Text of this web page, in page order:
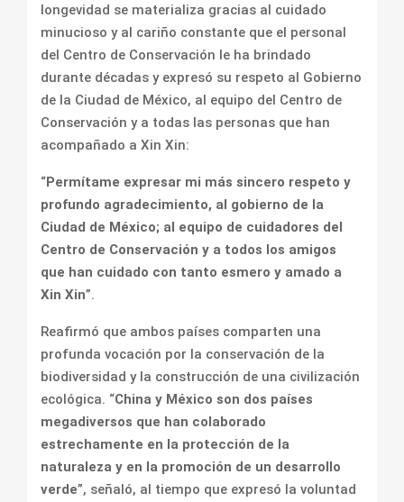
longevidad se materializa gracias al cuidado
minucioso y al cariño constante que el personal
del Centro de Conservación le ha brindado
durante décadas y expresó su respeto al Gobierno
de la Ciudad de México, al equipo del Centro de
Conservación y a todas las personas que han
acompañado a Xin Xin:
“Permítame expresar mi más sincero respeto y
profundo agradecimiento, al gobierno de la
Ciudad de México; al equipo de cuidadores del
Centro de Conservación y a todos los amigos
que han cuidado con tanto esmero y amado a
Xin Xin”.
Reafirmó que ambos países comparten una
profunda vocación por la conservación de la
biodiversidad y la construcción de una civilización
ecológica. “China y México son dos países
megadiversos que han colaborado
estrechamente en la protección de la
naturaleza y en la promoción de un desarrollo
verde”, señaló, al tiempo que expresó la voluntad